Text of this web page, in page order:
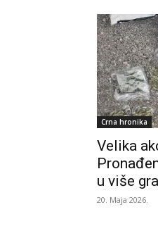
Crna hronika
Velika
u više
20. Maja 2026.